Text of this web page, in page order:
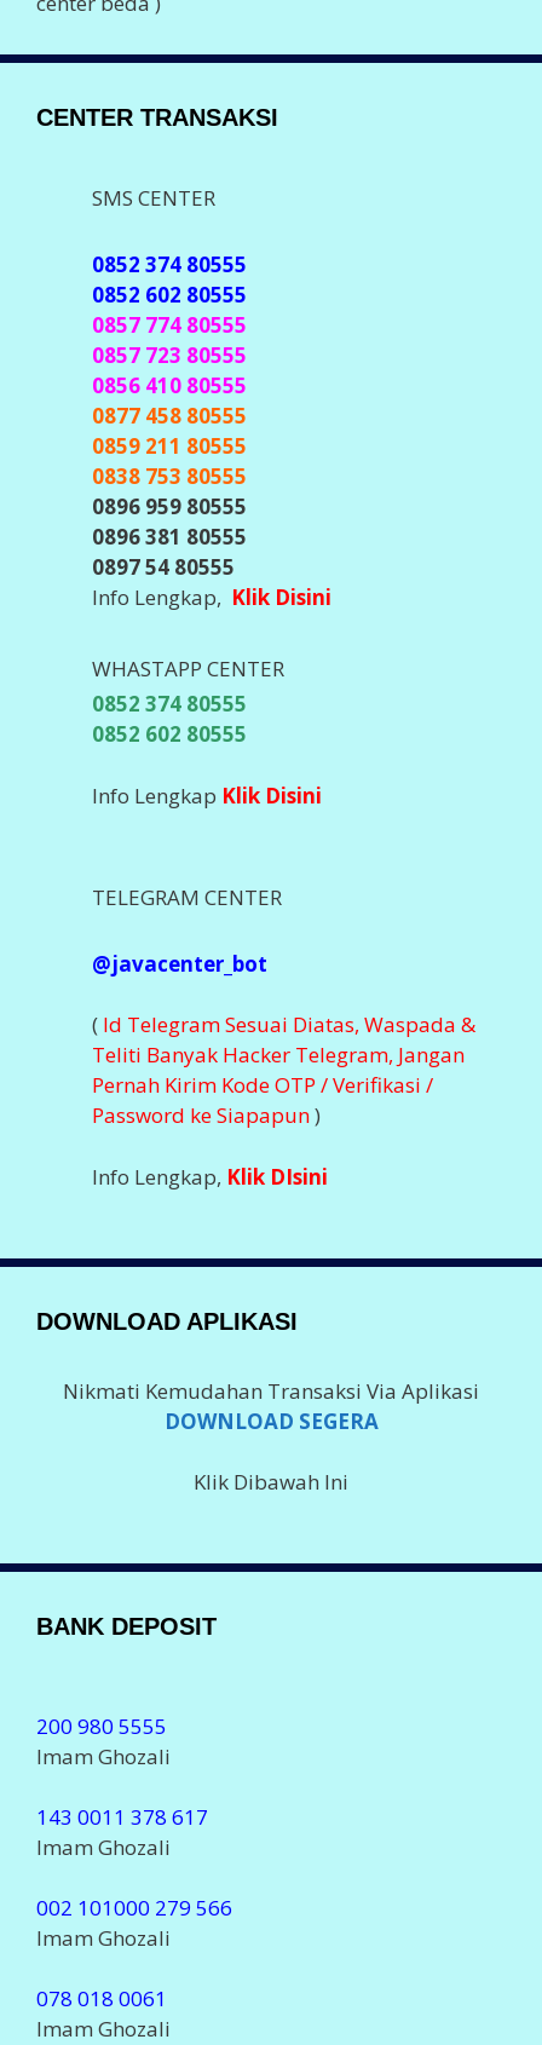
CENTER TRANSAKSI
SMS CENTER
0852 374 80555
0852 602 80555
0857 774 80555
0857 723 80555
0856 410 80555
0877 458 80555
0859 211 80555
0838 753 80555
0896 959 80555
0896 381 80555
0897 54 80555
Info Lengkap, Klik Disini
WHASTAPP CENTER
0852 374 80555
0852 602 80555
Info Lengkap Klik Disini
TELEGRAM CENTER
@javacenter_bot
( Id Telegram Sesuai Diatas, Waspada &
Teliti Banyak Hacker Telegram, Jangan
Pernah Kirim Kode OTP / Verifikasi /
Password ke Siapapun)
Info Lengkap, Klik DIsini
DOWNLOAD APLIKASI
Nikmati Kemudahan Transaksi Via Aplikasi
DOWNLOAD SEGERA
Klik Dibawah Ini
BANK DEPOSIT
200 980 5555
Imam Ghozali
143 0011 378 617
Imam Ghozali
002 101000 279 566
Imam Ghozali
078 018 0061
Imam Ghozali